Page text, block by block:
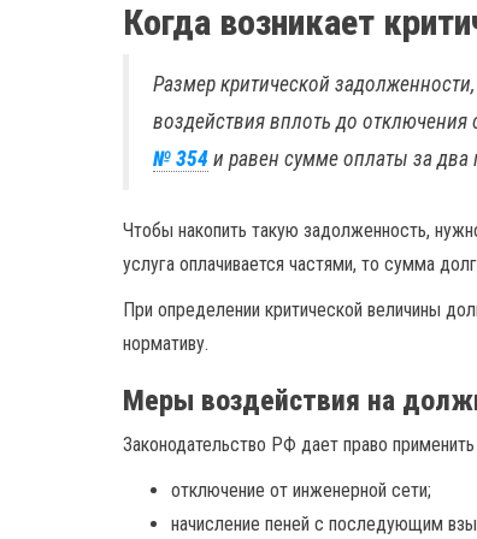
Когда возникает
Размер критической
воздействия вплоть до отключения
№ 354 и равен сумме оплаты за два
Чтобы накопить такую задолженность,
услуга оплачивается частями, то сумма
При определении критической величины
нормативу.
Меры воздействия на
Законодательство РФ дает право
отключение от инженерной сети;
начисление пеней с последующим